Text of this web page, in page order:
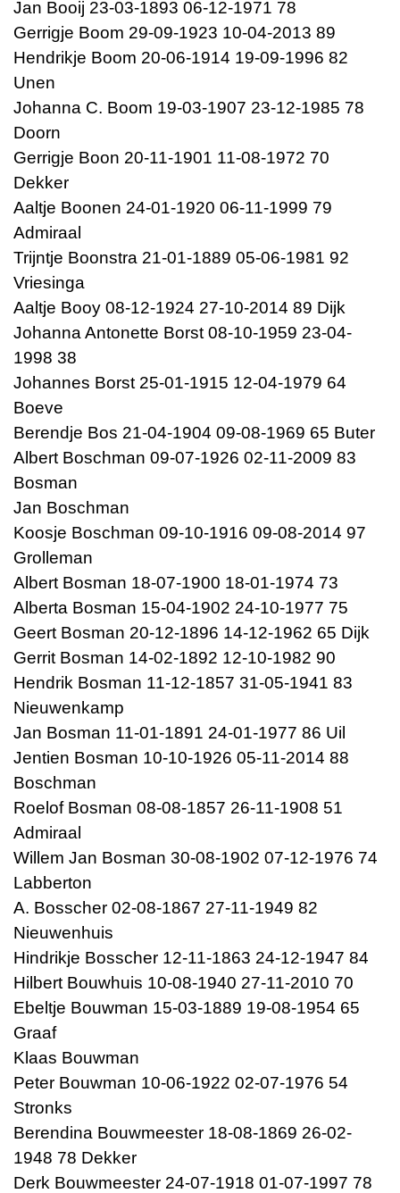
Jan Booij 23-03-1893 06-12-1971 78
Gerrigje Boom 29-09-1923 10-04-2013 89
Hendrikje Boom 20-06-1914 19-09-1996 82
Unen
Johanna C. Boom 19-03-1907 23-12-1985 78
Doorn
Gerrigje Boon 20-11-1901 11-08-1972 70
Dekker
Aaltje Boonen 24-01-1920 06-11-1999 79
Admiraal
Trijntje Boonstra 21-01-1889 05-06-1981 92
Vriesinga
Aaltje Booy 08-12-1924 27-10-2014 89 Dijk
Johanna Antonette Borst 08-10-1959 23-04-
1998 38
Johannes Borst 25-01-1915 12-04-1979 64
Boeve
Berendje Bos 21-04-1904 09-08-1969 65 Buter
Albert Boschman 09-07-1926 02-11-2009 83
Bosman
Jan Boschman
Koosje Boschman 09-10-1916 09-08-2014 97
Grolleman
Albert Bosman 18-07-1900 18-01-1974 73
Alberta Bosman 15-04-1902 24-10-1977 75
Geert Bosman 20-12-1896 14-12-1962 65 Dijk
Gerrit Bosman 14-02-1892 12-10-1982 90
Hendrik Bosman 11-12-1857 31-05-1941 83
Nieuwenkamp
Jan Bosman 11-01-1891 24-01-1977 86 Uil
Jentien Bosman 10-10-1926 05-11-2014 88
Boschman
Roelof Bosman 08-08-1857 26-11-1908 51
Admiraal
Willem Jan Bosman 30-08-1902 07-12-1976 74
Labberton
A. Bosscher 02-08-1867 27-11-1949 82
Nieuwenhuis
Hindrikje Bosscher 12-11-1863 24-12-1947 84
Hilbert Bouwhuis 10-08-1940 27-11-2010 70
Ebeltje Bouwman 15-03-1889 19-08-1954 65
Graaf
Klaas Bouwman
Peter Bouwman 10-06-1922 02-07-1976 54
Stronks
Berendina Bouwmeester 18-08-1869 26-02-
1948 78 Dekker
Derk Bouwmeester 24-07-1918 01-07-1997 78